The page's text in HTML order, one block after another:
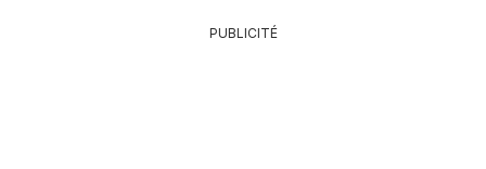
PUBLICITÉ